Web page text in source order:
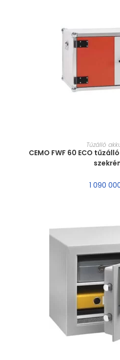
MÉRET
Tűzálló
CEMO FWF 60 ECO
1 090